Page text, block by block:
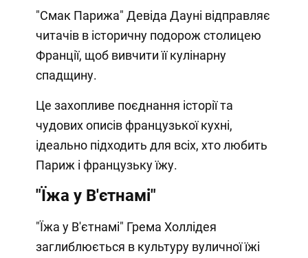
"Смак Парижа" Девіда Дауні відправляє
читачів в історичну подорож столицею
Франції, щоб вивчити її кулінарну
спадщину.
Це захопливе поєднання історії та
чудових описів французької кухні,
ідеально підходить для всіх, хто любить
Париж і французьку їжу.
"Їжа у В'єтнамі"
"Їжа у В'єтнамі" Грема Холлідея
заглиблюється в культуру вуличної їжі